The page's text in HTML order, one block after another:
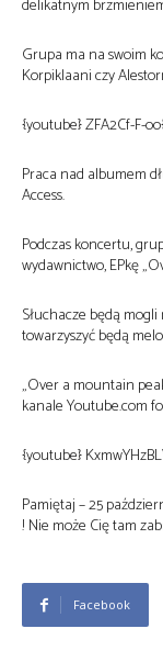
delikatnym
Grupa ma na swoim
Korpiklaani czy
{youtube} ZFA2Cf-F-
Praca nad albumem
Access.
Podczas koncertu,
wydawnictwo, EPkę
Słuchacze będą
towarzyszyć będą
„Over a mountain
kanale Youtube.com
{youtube}
Pamiętaj – 25
! Nie może Cię tam
Facebook